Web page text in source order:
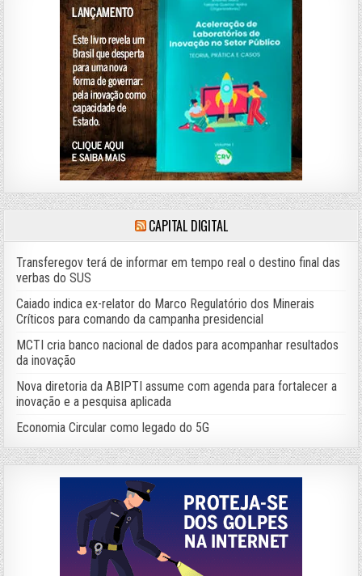
CAPITAL DIGITAL
Transferegov terá de informar em tempo real o destino final das
verbas do SUS
Caiado indica ex-relator do Marco Regulatório dos Minerais
Críticos para comando da campanha presidencial
MCTI cria banco nacional de dados para acompanhar resultados
da inovação
Nova diretoria da ABIPTI assume com agenda para fortalecer a
inovação e a pesquisa aplicada
Economia Circular como legado do 5G